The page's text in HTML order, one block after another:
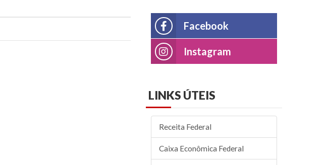
Facebook
Instagram
LINKS ÚTEIS
Receita Federal
Caixa Econômica Federal